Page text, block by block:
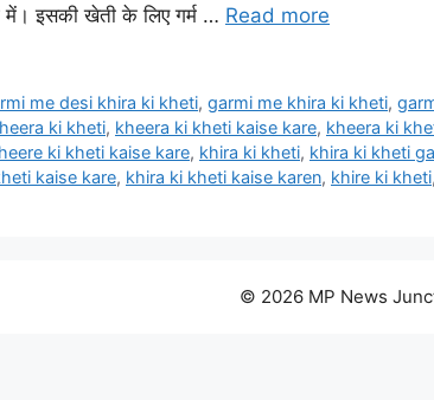
में। इसकी खेती के लिए गर्म … Read more
me desi khira ki kheti,garmi me khira ki kheti,
ki kheti, kheera ki kheti kaise kare, kheera ki
ki kheti kaise kare, khira ki kheti, khira ki kheti
kaise kare, khira ki kheti kaise karen, khire ki kheti,
© 2026 MP News